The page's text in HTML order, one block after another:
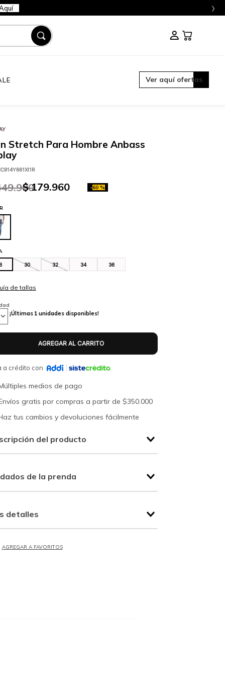
›
Ver aquí ofertas
Stretch Para Hombre Anbass
.900
$ 179.960 -60 %
30 32 34 36
¡Últimas 1 unidades disponibles!
a crédito con
medios de pago
gratis por compras a partir de $350.000
tus cambios y devoluciones fácilmente
del producto
de la prenda
detalles